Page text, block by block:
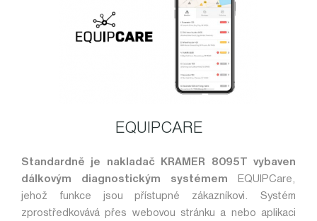
EQUIPCARE
Standardně je nakladač KRAMER 8095T vybaven
dálkovým diagnostickým systémem
EQUIPCare,
jehož funkce jsou přístupné zákazníkovi. Systém
zprostředkovává přes webovou stránku a nebo aplikaci